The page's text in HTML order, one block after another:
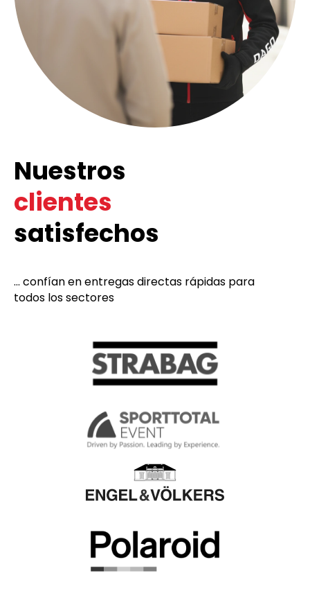
Nuestros
clientes
satisfechos
... confían en entregas directas rápidas para
todos los sectores